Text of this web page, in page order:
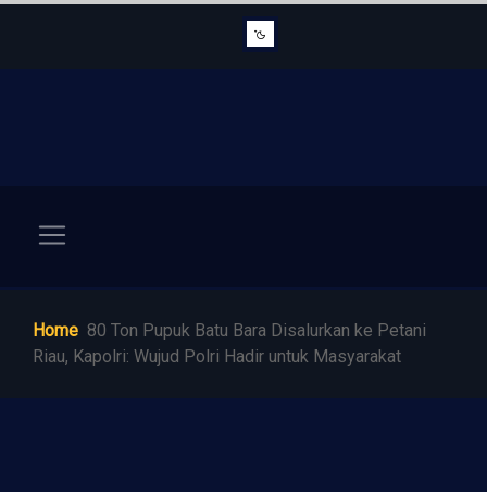
Home 80 Ton Pupuk Batu Bara Disalurkan ke Petani
Riau, Kapolri: Wujud Polri Hadir untuk Masyarakat